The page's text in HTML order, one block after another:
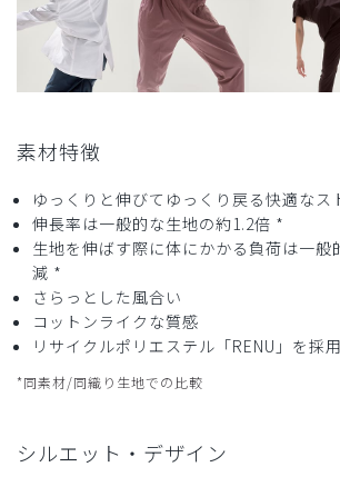
素材特徴
ゆっくりと伸びてゆっくり戻る快適なス
伸長率は一般的な生地の約1.2倍 *
生地を伸ばす際に体にかかる負荷は一般
減 *
さらっとした風合い
コットンライクな質感
リサイクルポリエステル「RENU」を採用
*同素材/同織り生地での比較
シルエット・デザイン